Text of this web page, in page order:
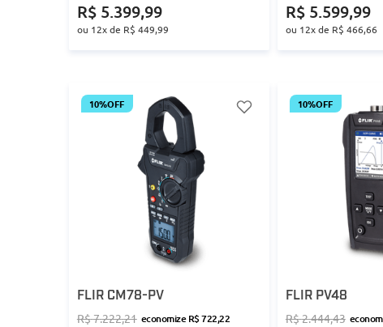
R$ 5.399,99
ou 12x de R$ 449,99
R$ 5.599,99
ou 12x de R$ 466,66
10%OFF
FLIR CM78-PV
R$7.222,21 economizeR$722,22
10%OFF
FLIR PV48
R$2.444,43